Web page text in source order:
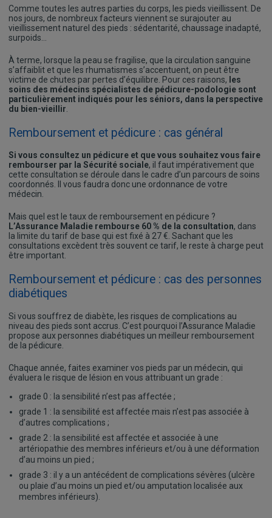
Comme toutes les autres parties du corps, les pieds vieillissent. De
nos jours, de nombreux facteurs viennent se surajouter au
vieillissement naturel des pieds : sédentarité, chaussage inadapté,
surpoids…
À terme, lorsque la peau se fragilise, que la circulation sanguine
s’affaiblit et que les rhumatismes s’accentuent, on peut être
victime de chutes par pertes d’équilibre. Pour ces raisons, les
soins des médecins spécialistes de pédicure-podologie sont
particulièrement indiqués pour les séniors, dans la perspective
du bien-vieillir
Remboursement et pédicure : cas général
Si vous consultez un pédicure et que vous souhaitez vous faire
rembourser par la Sécurité sociale, il faut impérativement que
cette consultation se déroule dans le cadre d’un parcours de soins
coordonnés. Il vous faudra donc une ordonnance de votre
médecin.
Mais quel est le taux de remboursement en pédicure ?
L’Assurance Maladie rembourse 60 % de la consultation, dans
la limite du tarif de base qui est fixé à 27 €. Sachant que les
consultations excèdent très souvent ce tarif, le reste à charge peut
être important.
Remboursement et pédicure : cas des personnes
diabétiques
Si vous souffrez de diabète, les risques de complications au
niveau des pieds sont accrus. C’est pourquoi l’Assurance Maladie
propose aux personnes diabétiques un meilleur remboursement
de la pédicure.
Chaque année, faites examiner vos pieds par un médecin, qui
évaluera le risque de lésion en vous attribuant un grade :
grade 0 : la sensibilité n’est pas affectée ;
grade 1 : la sensibilité est affectée mais n’est pas associée à
d’autres complications ;
grade 2 : la sensibilité est affectée et associée à une
artériopathie des membres inférieurs et/ou à une déformation
d’au moins un pied ;
grade 3 : il y a un antécédent de complications sévères (ulcère
ou plaie d’au moins un pied et/ou amputation localisée aux
membres inférieurs).